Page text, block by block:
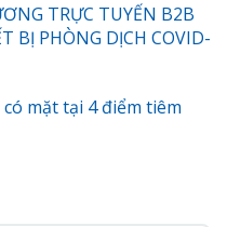
TRỰC TUYẾN B2B
BỊ PHÒNG DỊCH COVID-
mặt tại 4 điểm tiêm